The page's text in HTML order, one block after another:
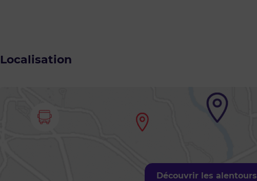
Localisation
Découvrir les alentours